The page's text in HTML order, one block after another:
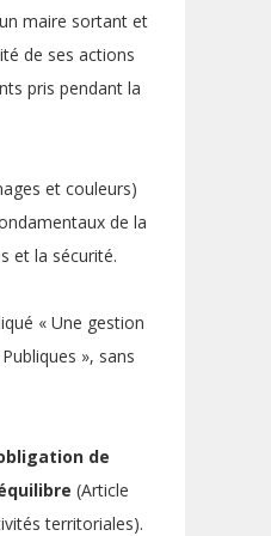
maire sortant et
de ses actions
pris pendant la
et couleurs)
de la
et la sécurité.
« Une gestion
», sans
de
(Article
territoriales).